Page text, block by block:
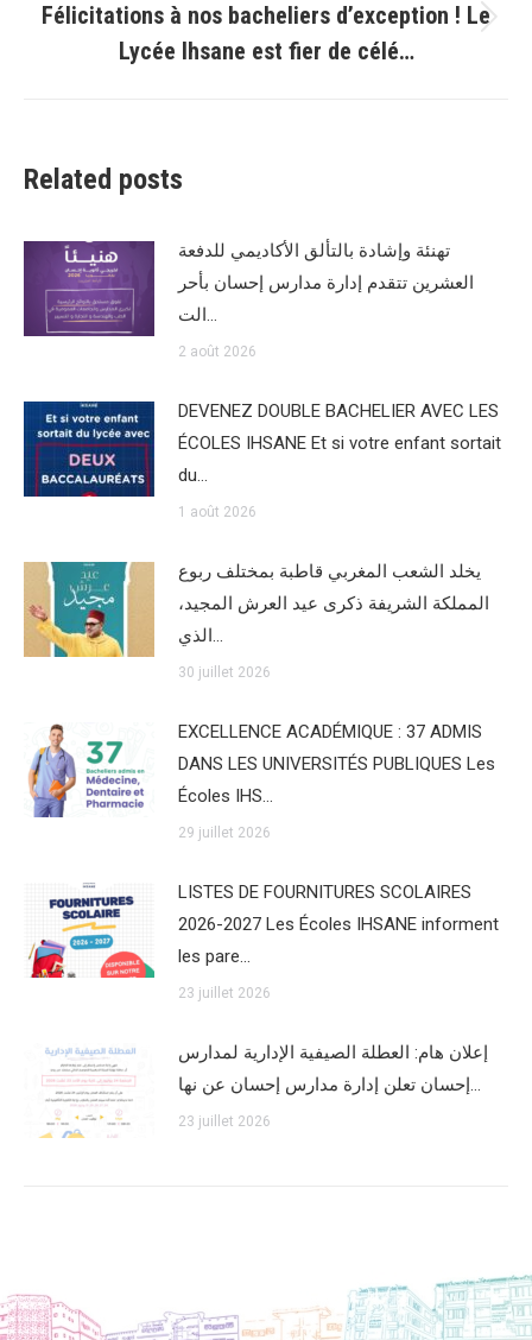
Article
suivant
Félicitations à nos bacheliers d’exception ! Le
Lycée Ihsane est fier de célé…
Related posts
تهنئة وإشادة بالتألق الأكاديمي للدفعة
العشرين تتقدم إدارة مدارس إحسان بأحر
الت…
2 août 2026
DEVENEZ DOUBLE BACHELIER AVEC LES
ÉCOLES IHSANE Et si votre enfant sortait
du…
1 août 2026
يخلد الشعب المغربي قاطبة بمختلف ربوع
المملكة الشريفة ذكرى عيد العرش المجيد،
الذي…
30 juillet 2026
EXCELLENCE ACADÉMIQUE : 37 ADMIS
DANS LES UNIVERSITÉS PUBLIQUES Les
Écoles IHS…
29 juillet 2026
LISTES DE FOURNITURES SCOLAIRES
2026-2027 Les Écoles IHSANE informent
les pare…
23 juillet 2026
إعلان هام: العطلة الصيفية الإدارية لمدارس
إحسان تعلن إدارة مدارس إحسان عن نها…
23 juillet 2026